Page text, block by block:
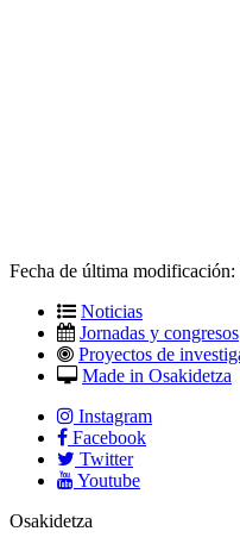
Fecha de última modificación:
Noticias
Jornadas y congresos
Proyectos de
Made in Osakidetza
Instagram
Facebook
Twitter
Youtube
Osakidetza